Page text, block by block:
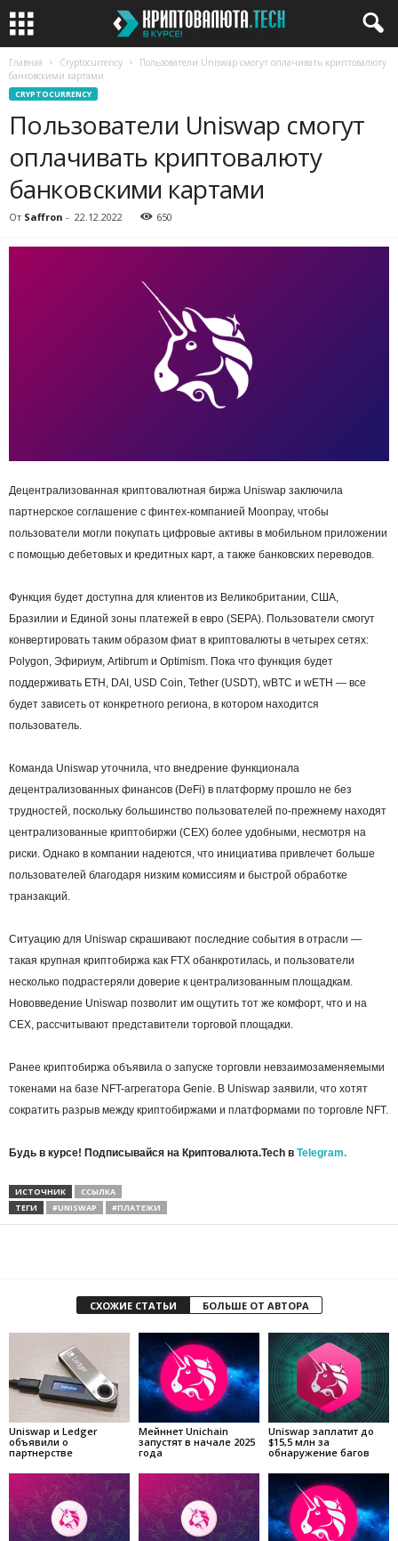
Главная Cryptocurrency
Пользователи Uniswap смогут оплачивать криптовалюту
банковскими картами
CRYPTOCURRENCY
Пользователи Uniswap смогут
оплачивать криптовалюту
банковскими картами
От Saffron - 22.12.2022 650
Децентрализованная криптовалютная биржа Uniswap заключила
партнерское соглашение с финтех-компанией Moonpay, чтобы
пользователи могли покупать цифровые активы в мобильном приложении
с помощью дебетовых и кредитных карт, а также банковских переводов.
Функция будет доступна для клиентов из Великобритании, США,
Бразилии и Единой зоны платежей в евро (SEPA). Пользователи смогут
конвертировать таким образом фиат в криптовалюты в четырех сетях:
Polygon, Эфириум, Artibrum и Optimism. Пока что функция будет
поддерживать ETH, DAI, USD Coin, Tether (USDT), wBTC и wETH — все
будет зависеть от конкретного региона, в котором находится
пользователь.
Команда Uniswap уточнила, что внедрение функционала
децентрализованных финансов (DeFi) в платформу прошло не без
трудностей, поскольку большинство пользователей по-прежнему находят
централизованные криптобиржи (CEX) более удобными, несмотря на
риски. Однако в компании надеются, что инициатива привлечет больше
пользователей благодаря низким комиссиям и быстрой обработке
транзакций.
Ситуацию для Uniswap скрашивают последние события в отрасли —
такая крупная криптобиржа как FTX обанкротилась, и пользователи
несколько подрастеряли доверие к централизованным площадкам.
Нововведение Uniswap позволит им ощутить тот же комфорт, что и на
CEX, рассчитывают представители торговой площадки.
Ранее криптобиржа объявила о запуске торговли невзаимозаменяемыми
токенами на базе NFT-агрегатора Genie. В Uniswap заявили, что хотят
сократить разрыв между криптобиржами и платформами по торговле NFT.
Будь в курсе! Подписывайся на Криптовалюта.Tech в Telegram.
ИСТОЧНИК
ССЫЛКА
ТЕГИ
#UNISWAP #ПЛАТЕЖИ
СХОЖИЕ СТАТЬИ БОЛЬШЕ ОТ АВТОРА
Uniswap и Ledger
объявили о
партнерстве
Мейннет Unichain
запустят в начале 2025
года
Uniswap заплатит до
$15,5 млн за
обнаружение багов